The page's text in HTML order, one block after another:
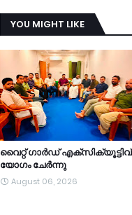
YOU MIGHT LIKE
വൈറ്റ് ഗാർഡ് എക്സിക്യൂട്ടിവ്
യോഗം ചേർന്നു
August 06, 2026